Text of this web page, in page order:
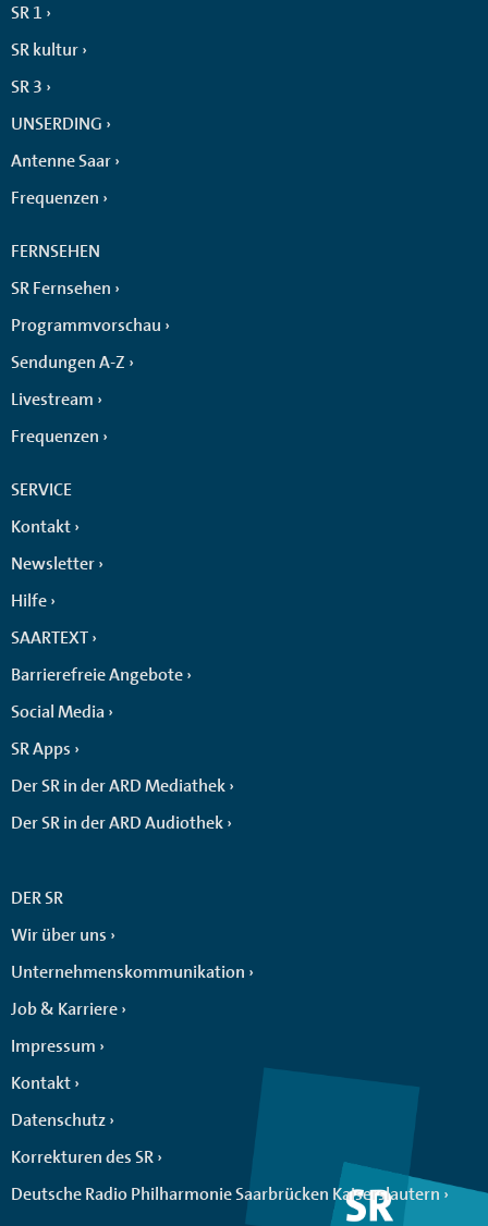
SR 1
SR kultur
SR 3
UNSERDING
Antenne Saar
Frequenzen
FERNSEHEN
SR Fernsehen
Programmvorschau
Sendungen A-Z
Livestream
Frequenzen
SERVICE
Kontakt
Newsletter
Hilfe
SAARTEXT
Barrierefreie Angebote
Social Media
SR Apps
Der SR in der ARD Mediathek
Der SR in der ARD Audiothek
DER SR
Wir über uns
Unternehmenskommunikation
Job & Karriere
Impressum
Kontakt
Datenschutz
Korrekturen des SR
Deutsche Radio Philharmonie Saarbrücken Kaiserslautern